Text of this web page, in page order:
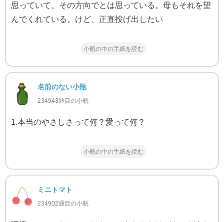
思っていて、その方向でとは思っている。母もそれを望
んでくれている。けど、正直投げ出したい
小瓶の中の手紙を読む
名前のない小瓶
234943通目の小瓶
1.本当のやさしさって何？愛って何？
小瓶の中の手紙を読む
ミニトマト
234902通目の小瓶